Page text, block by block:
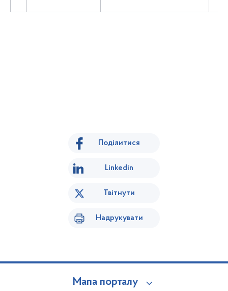
Поділитися
Linkedin
Твітнути
Надрукувати
Мапа порталу